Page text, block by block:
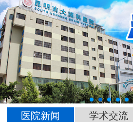
医院新闻 学术交流